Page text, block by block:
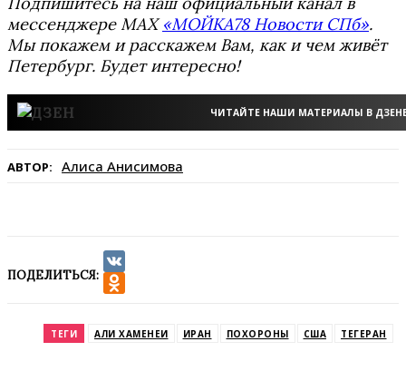
мессенджере MAX«МОЙКА78 Новости СПб».
Мы покажем и расскажем Вам, как и чем живёт
Петербург. Будет интересно!
ЧИТАЙТЕ НАШИ МАТЕРИАЛЫ В
АВТОР: Алиса Анисимова
ПОДЕЛИТЬСЯ:
VK
ТЕГИ АЛИ ХАМЕНЕИ ИРАН ПОХОРОНЫ США ТЕГЕРАН